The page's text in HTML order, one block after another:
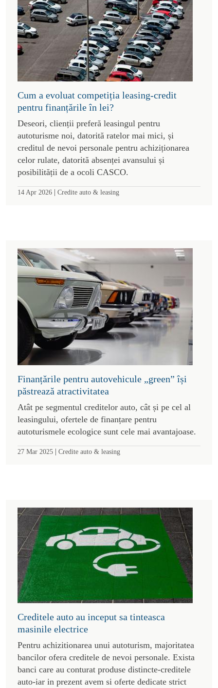
Cum a evoluat competiția leasing-credit
pentru finanțările în lei?
Deseori, clienții preferă leasingul pentru
autoturisme noi, datorită ratelor mai mici, și
creditul de nevoi personale pentru achiziționarea
celor rulate, datorită absenței avansului și
posibilității de a ocoli CASCO.
14 Apr 2026 | Credite auto & leasing
Finanțările pentru autovehicule „green” își
păstrează atractivitatea
Atât pe segmentul creditelor auto, cât și pe cel al
leasingului, ofertele de finanțare pentru
autoturismele ecologice sunt cele mai avantajoase.
27 Mar 2025 | Credite auto & leasing
Creditele auto au inceput sa tinteasca
masinile electrice
Pentru achizitionarea unui autoturism, majoritatea
bancilor ofera creditele de nevoi personale. Exista
banci care au conturat produse distincte-creditele
auto-iar in prezent avem si oferte dedicate strict